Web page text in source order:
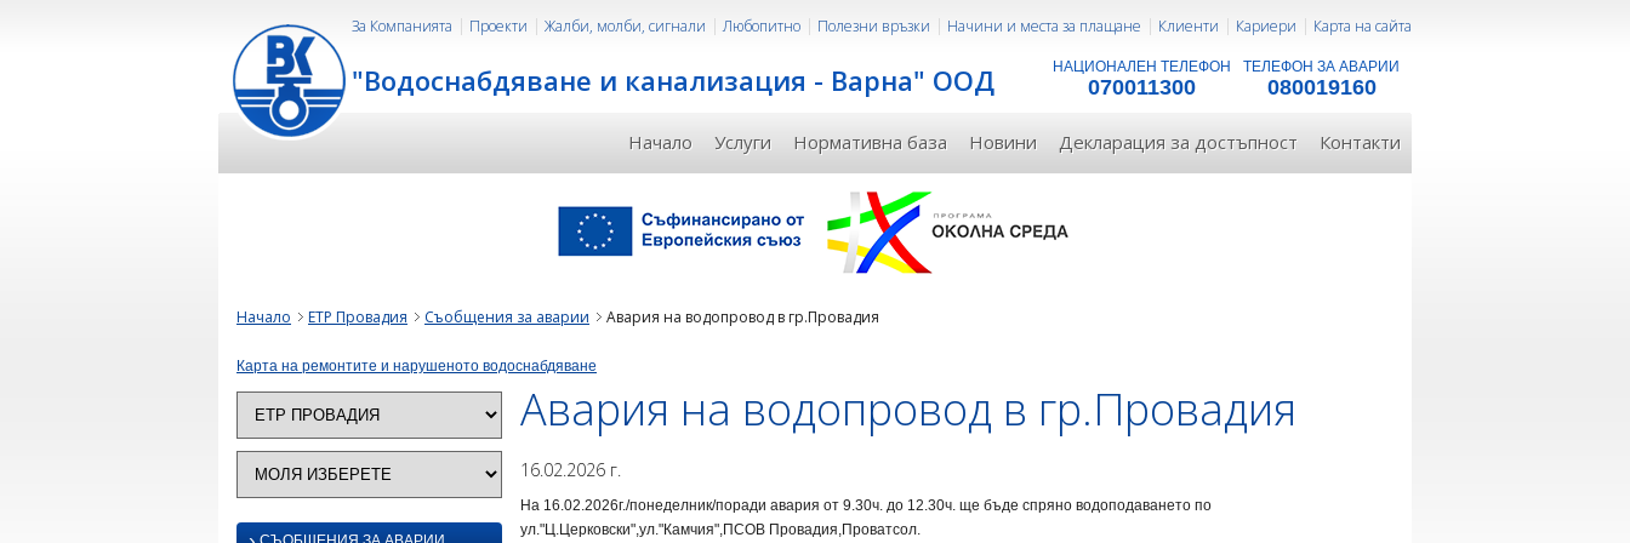
"Водоснабдяване и канализация - Варна" ООД НАЦИОНАЛЕН ТЕЛЕФОН
070011300
ТЕЛЕФОН ЗА АВАРИИ
080019160
За Компанията Проекти Жалби, молби, сигнали Любопитно Полезни връзки Начини и места за плащане Клиенти Кариери Карта на сайта
Начало Услуги Нормативна база Новини Декларация за достъпност Контакти
Начало ЕТР Провадия Съобщения за аварии Авария на водопровод в гр.Провадия
Карта на ремонтите и нарушеното водоснабдяване
Авария на водопровод в гр.Провадия
16.02.2026 г.
На 16.02.2026г./понеделник/поради авария от 9.30ч. до 12.30ч. ще бъде спряно водоподаването по
ул."Ц.Церковски",ул."Камчия",ПСОВ Провадия,Проватсол.